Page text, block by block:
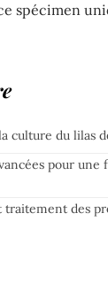
spécimen
culture du lilas
pour une
traitement des